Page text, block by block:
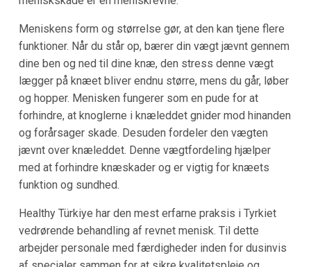
Meniskens form og størrelse gør, at den kan tjene flere
funktioner. Når du står op, bærer din vægt jævnt gennem
dine ben og ned til dine knæ, den stress denne vægt
lægger på knæet bliver endnu større, mens du går, løber
og hopper. Menisken fungerer som en pude for at
forhindre, at knoglerne i knæleddet gnider mod hinanden
og forårsager skade. Desuden fordeler den vægten
jævnt over knæleddet. Denne vægtfordeling hjælper
med at forhindre knæskader og er vigtig for knæets
funktion og sundhed.
Healthy Türkiye har den mest erfarne praksis i Tyrkiet
vedrørende behandling af revnet menisk. Til dette
arbejder personale med færdigheder inden for dusinvis